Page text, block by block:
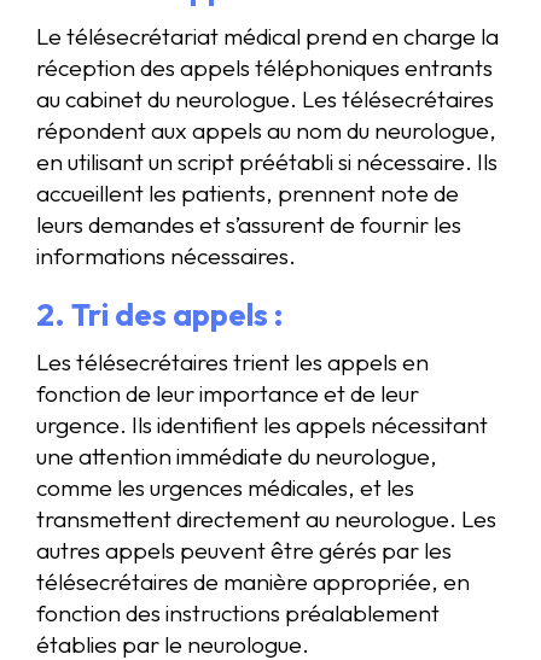
Le télésecrétariat médical prend en charge la
réception des appels téléphoniques entrants
au cabinet du neurologue. Les télésecrétaires
répondent aux appels au nom du neurologue,
en utilisant un script préétabli si nécessaire. Ils
accueillent les patients, prennent note de
leurs demandes et s’assurent de fournir les
informations nécessaires.
2. Tri des appels :
Les télésecrétaires trient les appels en
fonction de leur importance et de leur
urgence. Ils identifient les appels nécessitant
une attention immédiate du neurologue,
comme les urgences médicales, et les
transmettent directement au neurologue. Les
autres appels peuvent être gérés par les
télésecrétaires de manière appropriée, en
fonction des instructions préalablement
établies par le neurologue.